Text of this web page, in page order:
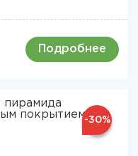
Подробнее
-30%